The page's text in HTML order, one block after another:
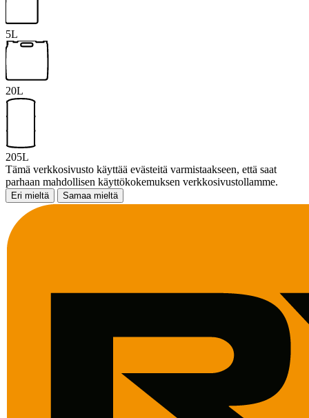
5L
20L
205L
Tämä verkkosivusto käyttää evästeitä varmistaakseen, että saat
parhaan mahdollisen käyttökokemuksen verkkosivustollamme.
Eri mieltä Samaa mieltä